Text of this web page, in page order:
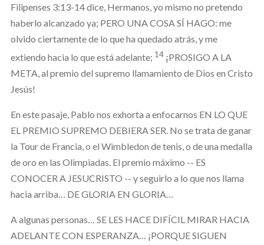
Filipenses 3:13-14 dice, Hermanos, yo mismo no pretendo
haberlo alcanzado ya; PERO UNA COSA SÍ HAGO: me
olvido ciertamente de lo que ha quedado atrás, y me
extiendo hacia lo que está adelante; 14 ¡PROSIGO A LA
META, al premio del supremo llamamiento de Dios en Cristo
Jesús!
En este pasaje, Pablo nos exhorta a enfocarnos EN LO QUE
EL PREMIO SUPREMO DEBIERA SER. No se trata de ganar
la Tour de Francia, o el Wimbledon de tenis, o de una medalla
de oro en las Olimpiadas. El premio máximo -- ES
CONOCER A JESUCRISTO -- y seguirlo a lo que nos llama
hacia arriba… DE GLORIA EN GLORIA…
A algunas personas… SE LES HACE DIFÍCIL MIRAR HACIA
ADELANTE CON ESPERANZA… ¡PORQUE SIGUEN